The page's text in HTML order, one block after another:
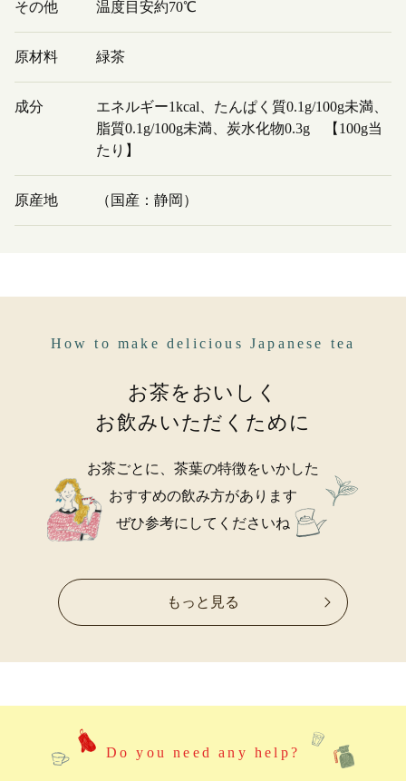
その他 温度目安約70℃
原材料 緑茶
成分
エネルギー1kcal、たんぱく質0.1g/100g未満、
脂質0.1g/100g未満、炭水化物0.3g 【100g当
たり】
原産地 （国産：静岡）
How to make delicious Japanese tea
お茶をおいしく
お飲みいただくために
お茶ごとに、茶葉の特徴をいかした
おすすめの飲み方があります
ぜひ参考にしてくださいね
もっと見る
Do you need any help?